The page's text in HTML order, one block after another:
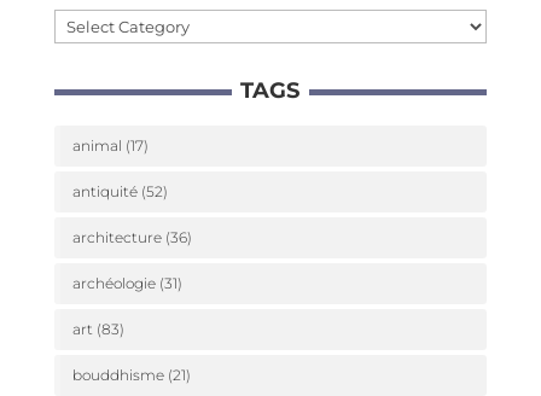
Caté­
ries
TAGS
animal (17)
antiquité(52)
architecture(36)
archéologie(31)
art(83)
bouddhisme(21)